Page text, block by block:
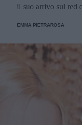
il suo arrivo sul red
EMMA PIETRAROSA